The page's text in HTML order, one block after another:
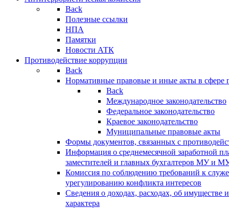
Back
Полезные ссылки
НПА
Памятки
Новости АТК
Противодействие коррупции
Back
Нормативные правовые и иные акты в сфере
Back
Международное законодательство
Федеральное законодательство
Краевое законодательство
Муниципальные правовые акты
Формы документов, связанных с
Информация о среднемесячной заработной
заместителей и главных бухгалтеров МУ и
Комиссия по соблюдению требований к
урегулированию конфликта интересов
Сведения о доходах, расходах, об имуществе
характера